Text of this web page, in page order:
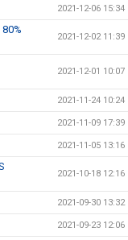
2021-12-06 15:34
2021-12-02 11:39
2021-12-01 10:07
2021-11-24 10:24
2021-11-09 17:39
2021-11-05 13:16
2021-10-18 12:16
2021-09-30 13:32
2021-09-23 12:06